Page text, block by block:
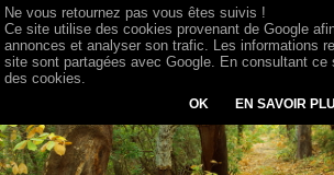
Ne vous retournez pas vous êtes suivis !
Ce site utilise des cookies provenant de Google
annonces et analyser son trafic. Les informations
site sont partagées avec Google. En consultant
des cookies.
OK EN SAVOIR